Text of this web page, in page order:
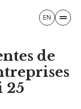
EN
de
25